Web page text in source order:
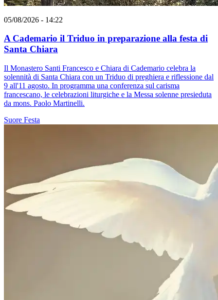
05/08/2026 - 14:22
A Cademario il Triduo in preparazione alla festa di
Santa Chiara
Il Monastero Santi Francesco e Chiara di Cademario celebra la
solennità di Santa Chiara con un Triduo di preghiera e riflessione dal
9 all'11 agosto. In programma una conferenza sul carisma
francescano, le celebrazioni liturgiche e la Messa solenne presieduta
da mons. Paolo Martinelli.
Suore Festa